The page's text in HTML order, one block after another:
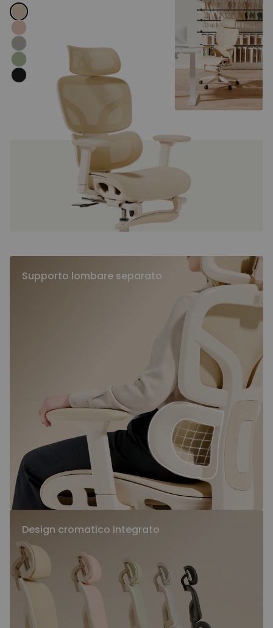
Supporto lombare separato
Design cromatico integrato